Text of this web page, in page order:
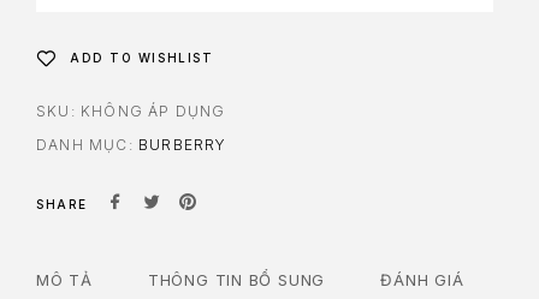
ADD TO WISHLIST
SKU: KHÔNG ÁP DỤNG
DANH MỤC: BURBERRY
SHARE
MÔ TẢ THÔNG TIN BỔ SUNG ĐÁNH GIÁ